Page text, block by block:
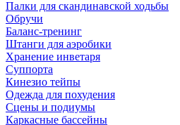
Палки для скандинавской ходьбы
Обручи
Баланс-тренинг
Штанги для аэробики
Хранение инветаря
Суппорта
Кинезио тейпы
Одежда для похудения
Сцены и подиумы
Каркасные бассейны